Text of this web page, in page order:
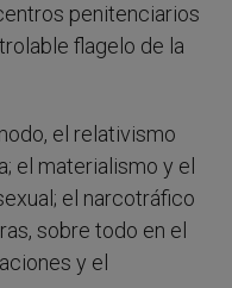
penitenciarios
flagelo de la
el relativismo
el materialismo y el
el narcotráfico
sobre todo en el
y el